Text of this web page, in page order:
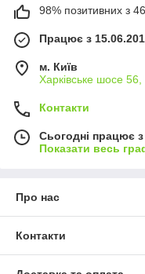
98% позитивних з 46
Працює з
м. Київ
Харківське шосе 56,
Контакти
Сьогодні працює
Показати весь
Про нас
Контакти